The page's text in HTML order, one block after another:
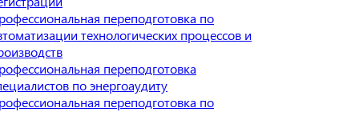
переподготовка по
технологических процессов и
переподготовка
по энергоаудиту
переподготовка по